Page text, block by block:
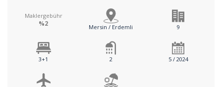
Maklergebühr
%2 Mersin / Erdemli 9
3+1 2 5 / 2024